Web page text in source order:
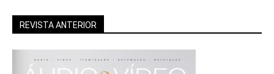
REVISTA ANTERIOR